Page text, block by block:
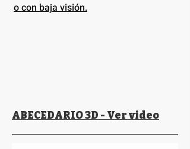
o con baja visión.
ABECEDARIO 3D - Ver video